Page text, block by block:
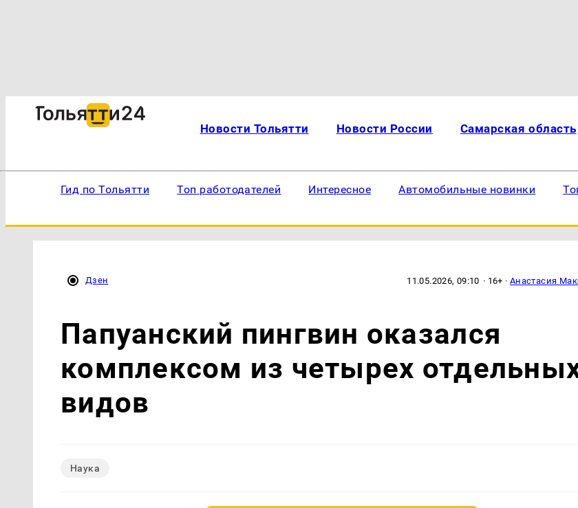
Новости Тольятти Новости России Самарская область
Гид по Тольятти Топ работодателей Интересное Автомобильные новинки
Дзен 11.05.2026, 09:10 · 16+ · Анастасия
Папуанский пингвин оказался
комплексом из четырех
видов
Наука